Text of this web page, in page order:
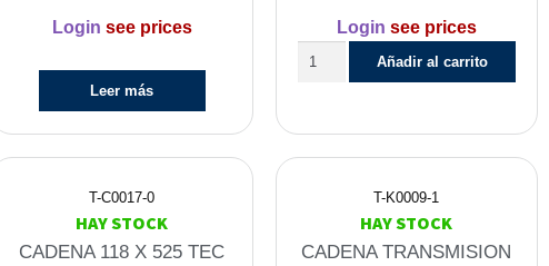
Login see prices
Leer más
Login see prices
Añadir al carrito
T-C0017-0
HAY STOCK
CADENA 118 X 525 TEC
T-K0009-1
HAY STOCK
CADENA TRANSMISION